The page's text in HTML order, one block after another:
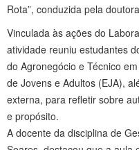
Rota”, conduzida pela
Vinculada às ações do
atividade reuniu estudantes
do Agronegócio e Técnico
de Jovens e Adultos (EJA),
externa, para refletir sobre
e propósito.
A docente da disciplina de